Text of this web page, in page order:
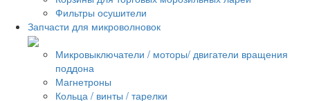
Фильтры осушители
Запчасти для микроволновок
Микровыключатели / моторы/ двигатели вращения
поддона
Магнетроны
Кольца / винты / тарелки